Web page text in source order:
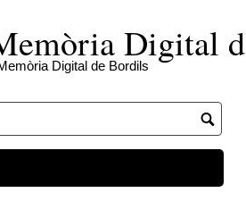
Digital
Digital de Bordils